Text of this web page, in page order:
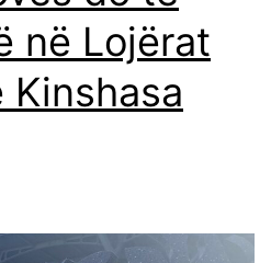
në Lojërat
Kinshasa